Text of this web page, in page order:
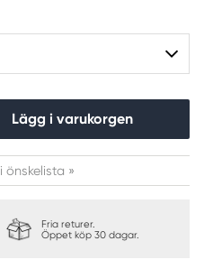
Lägg i varukorgen
önskelista »
Fria returer.
Öppet köp 30 dagar.